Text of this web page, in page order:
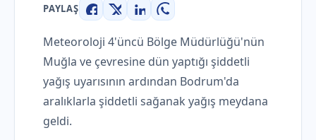
PAYLAŞ
Facebook
X LinkedInWhatsApp
Meteoroloji 4'üncü Bölge Müdürlüğü'nün
Muğla ve çevresine dün yaptığı şiddetli
yağış uyarısının ardından Bodrum'da
aralıklarla şiddetli sağanak yağış meydana
geldi.